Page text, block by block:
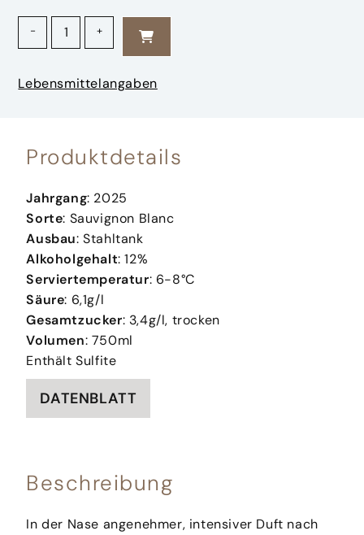
2025 Sauvignon Blanc Menge
- +
Lebensmittelangaben
Produktdetails
Jahrgang: 2025
Sorte: Sauvignon Blanc
Ausbau: Stahltank
Alkoholgehalt: 12%
Serviertemperatur: 6-8°C
Säure: 6,1g/l
Gesamtzucker: 3,4g/l, trocken
Volumen: 750ml
Enthält Sulfite
DATENBLATT
Beschreibung
In der Nase angenehmer, intensiver Duft nach